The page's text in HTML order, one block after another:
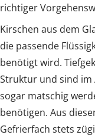
richtiger
Kirschen aus dem
die passende
benötigt wird.
Struktur und sind im
sogar matschig
benötigen. Aus
Gefrierfach stets